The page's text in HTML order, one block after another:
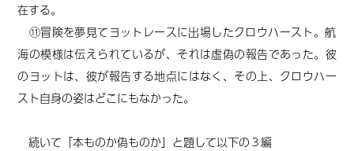
在する。
⑪冒険を夢見てヨットレースに出場したクロウハースト。航
海の模様は伝えられているが、それは虚偽の報告であった。彼
のヨットは、彼が報告する地点にはなく、その上、クロウハー
スト自身の姿はどこにもなかった。
続いて「本ものか偽ものか」と題して以下の３編